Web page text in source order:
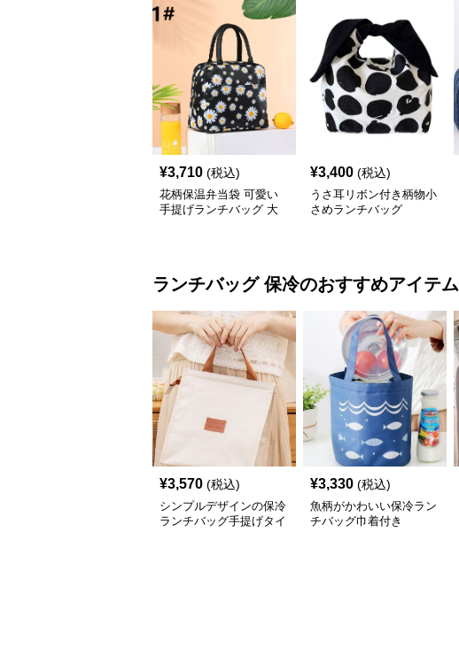
¥3,710 (税込)
花柄保温弁当袋 可愛い
手提げランチバッグ 大
¥3,400 (税込)
うさ耳リボン付き柄物小
さめランチバッグ
ランチバッグ 保冷のおすすめアイテム
¥3,570 (税込)
シンプルデザインの保冷
ランチバッグ手提げタイ
¥3,330 (税込)
魚柄がかわいい保冷ラン
チバッグ巾着付き